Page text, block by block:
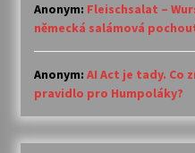
Anonym: Fleischsalat –
německá salámová
Anonym: AI Act je tady. Co
pravidlo pro Humpoláky?